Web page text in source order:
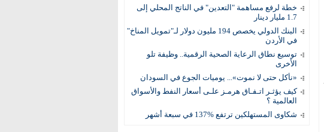
خطة لرفع مساهمة "التعدين" في الناتج المحلي إلى
1.7 مليار دينار
البنك الدولي يخصص 194 مليون دولار لـ"تمويل المناخ"
في الأردن
توسيع نطاق الرعاية الصحية الرقمية.. وظيفة تلو
الأخرى
«نأكل حتى لا نموت»... يوميات الجوع في السودان
كيف يؤثـر اتـفـاق هرمـز علـى أسعار النفط والأسواق
العالمية ؟
شكاوى المستهلكين ترتفع %137 في سبعة أشهر